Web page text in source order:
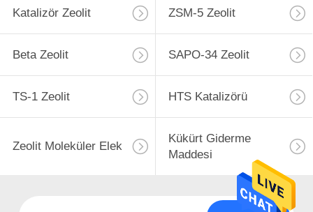
Katalizör Zeolit ZSM-5 Zeolit
Beta Zeolit SAPO-34 Zeolit
TS-1 Zeolit HTS Katalizörü
Zeolit ​​Moleküler Elek
Kükürt Giderme
Maddesi